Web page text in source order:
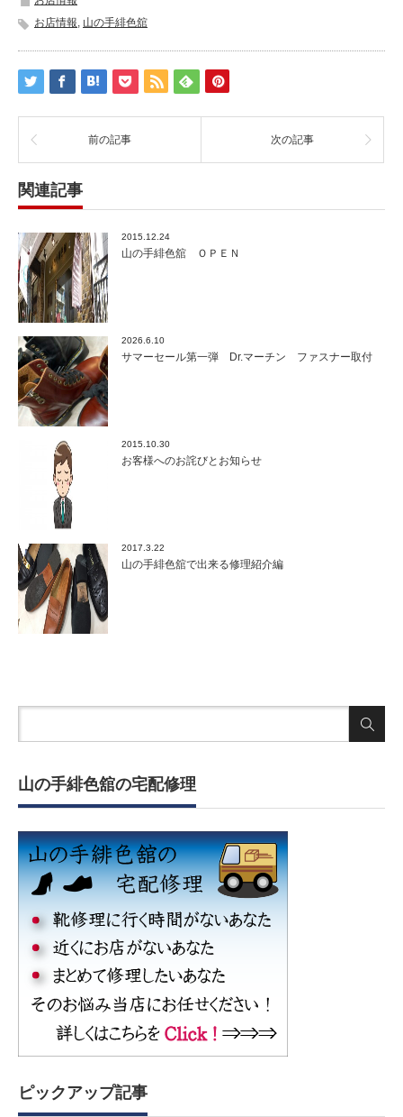
お店情報, 山の手緋色舘
前の記事 次の記事
関連記事
2015.12.24
山の手緋色舘 ＯＰＥＮ
2026.6.10
サマーセール第一弾 Dr.マーチン ファスナー取付
2015.10.30
お客様へのお詫びとお知らせ
2017.3.22
山の手緋色舘で出来る修理紹介編
山の手緋色舘の宅配修理
ピックアップ記事